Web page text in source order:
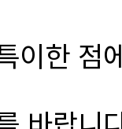
이한 점